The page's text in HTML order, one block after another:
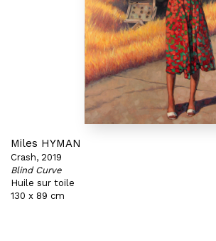
Miles HYMAN
Crash, 2019
Blind Curve
Huile sur toile
130 x 89 cm